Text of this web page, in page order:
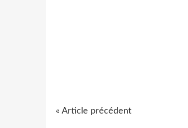
« Article précédent